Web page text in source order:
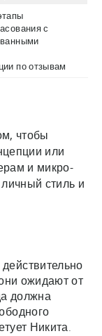
с
по отзывам
чтобы
или
и микро-
стиль и
ожидают от
должна
Никита.